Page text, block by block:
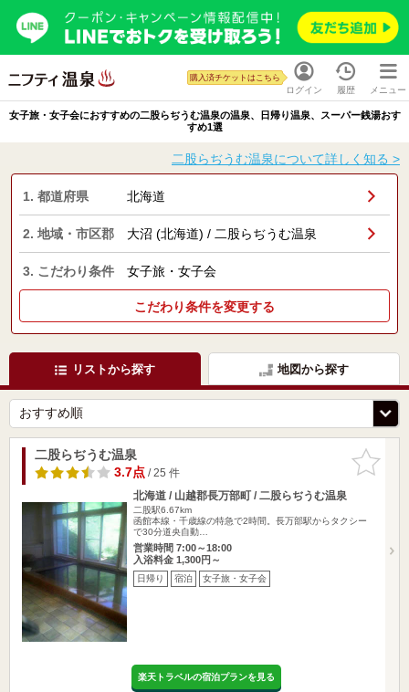
ログイン
購入済チケットはこちら
履歴 メニュー
女子旅・女子会におすすめの二股らぢうむ温泉の温泉、日帰り温泉、スーパー銭湯おす
すめ1選
二股らぢうむ温泉について詳しく知る >
1. 都道府県 北海道
2. 地域・市区郡 大沼 (北海道) / 二股らぢうむ温泉
3. こだわり条件 女子旅・女子会
こだわり条件を変更する
リストから探す 地図から探す
お気に入
りに追加
二股らぢうむ温泉
3.7点/ 25 件
北海道 / 山越郡長万部町 / 二股らぢうむ温泉
二股駅6.67km
函館本線・千歳線の特急で2時間。長万部駅からタクシー
で30分道央自動…
営業時間 7:00～18:00
入浴料金 1,300円～
日帰り 宿泊 女子旅・女子会
楽天トラベルの宿泊プランを見る